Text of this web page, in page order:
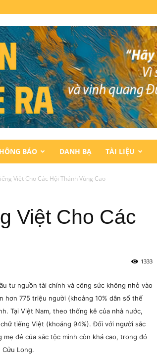
BÁO DANH BẠ TÀI LIỆU
Việt Cho Các Hội Thánh Vùng Cao
Việt Cho Các
1333
tư nguồn tài chính và công sức không nhỏ vào
hơn 775 triệu người (khoảng 10% dân số thế
Tại Việt Nam, theo thống kê của nhà nước,
tiếng Việt (khoảng 94%). Đối với người sắc
đẻ của sắc tộc mình còn khá cao, trong đó
Cửu Long.